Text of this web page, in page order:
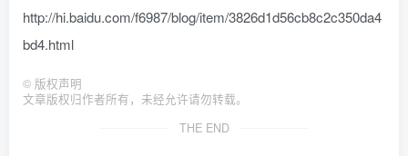
http://hi.baidu.com/f6987/blog/item/3826d1d56cb8c2c350da4
bd4.html
© 版权声明
文章版权归作者所有，未经允许请勿转载。
THE END